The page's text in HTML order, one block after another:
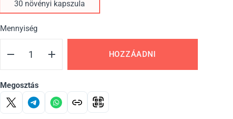
30 növényi kapszula
Mennyiség
HOZZÁADNI
Megosztás